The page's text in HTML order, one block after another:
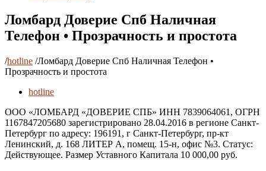
Ломбард Доверие Спб Наличная
Телефон • Прозрачность и простота
/hotline /Ломбард Доверие Спб Наличная Телефон •
Прозрачность и простота
hotline
ООО «ЛОМБАРД «ДОВЕРИЕ СПБ» ИНН 7839064061, ОГРН
1167847205680 зарегистрировано 28.04.2016 в регионе Санкт-
Петербург по адресу: 196191, г Санкт-Петербург, пр-кт
Ленинский, д. 168 ЛИТЕР А, помещ. 15-н, офис №3. Статус:
Действующее. Размер Уставного Капитала 10 000,00 руб.